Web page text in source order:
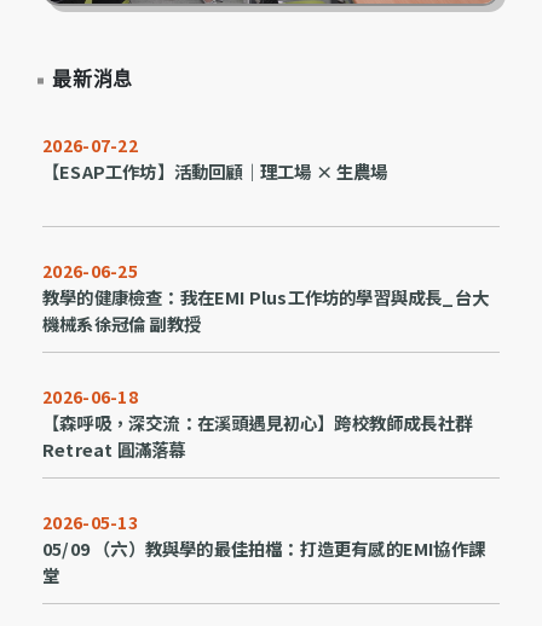
最新消息
2026-07-22
【ESAP工作坊】活動回顧｜理工場 × 生農場
2026-06-25
教學的健康檢查：我在EMI Plus工作坊的學習與成長_台大
機械系徐冠倫 副教授
2026-06-18
【森呼吸，深交流：在溪頭遇見初心】跨校教師成長社群
Retreat 圓滿落幕
2026-05-13
05/09 （六）教與學的最佳拍檔：打造更有感的EMI協作課
堂